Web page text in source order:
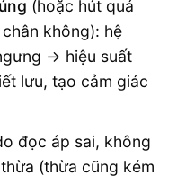
(hoặc hút quá
không): hệ
→ hiệu suất
lưu, tạo cảm giác
đọc áp sai, không
(thừa cũng kém